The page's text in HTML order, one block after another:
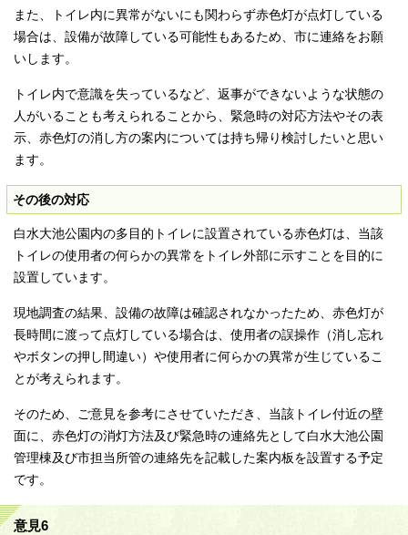
また、トイレ内に異常がないにも関わらず赤色灯が点灯している
場合は、設備が故障している可能性もあるため、市に連絡をお願
いします。
トイレ内で意識を失っているなど、返事ができないような状態の
人がいることも考えられることから、緊急時の対応方法やその表
示、赤色灯の消し方の案内については持ち帰り検討したいと思い
ます。
その後の対応
白水大池公園内の多目的トイレに設置されている赤色灯は、当該
トイレの使用者の何らかの異常をトイレ外部に示すことを目的に
設置しています。
現地調査の結果、設備の故障は確認されなかったため、赤色灯が
長時間に渡って点灯している場合は、使用者の誤操作（消し忘れ
やボタンの押し間違い）や使用者に何らかの異常が生じているこ
とが考えられます。
そのため、ご意見を参考にさせていただき、当該トイレ付近の壁
面に、赤色灯の消灯方法及び緊急時の連絡先として白水大池公園
管理棟及び市担当所管の連絡先を記載した案内板を設置する予定
です。
意見6